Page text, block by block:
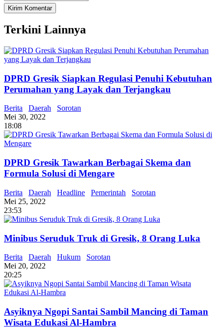
Terkini Lainnya
DPRD Gresik Siapkan Regulasi Penuhi Kebutuhan
Perumahan yang Layak dan Terjangkau
Berita Daerah
Sorotan
Mei 30, 2022
18:08
DPRD Gresik Tawarkan Berbagai Skema dan
Formula Solusi di Mengare
Berita Daerah Headline Pemerintah
Sorotan
Mei 25, 2022
23:53
Minibus Seruduk Truk di Gresik, 8 Orang Luka
Berita Daerah Hukum
Sorotan
Mei 20, 2022
20:25
Asyiknya Ngopi Santai Sambil Mancing di Taman
Wisata Edukasi Al-Hambra